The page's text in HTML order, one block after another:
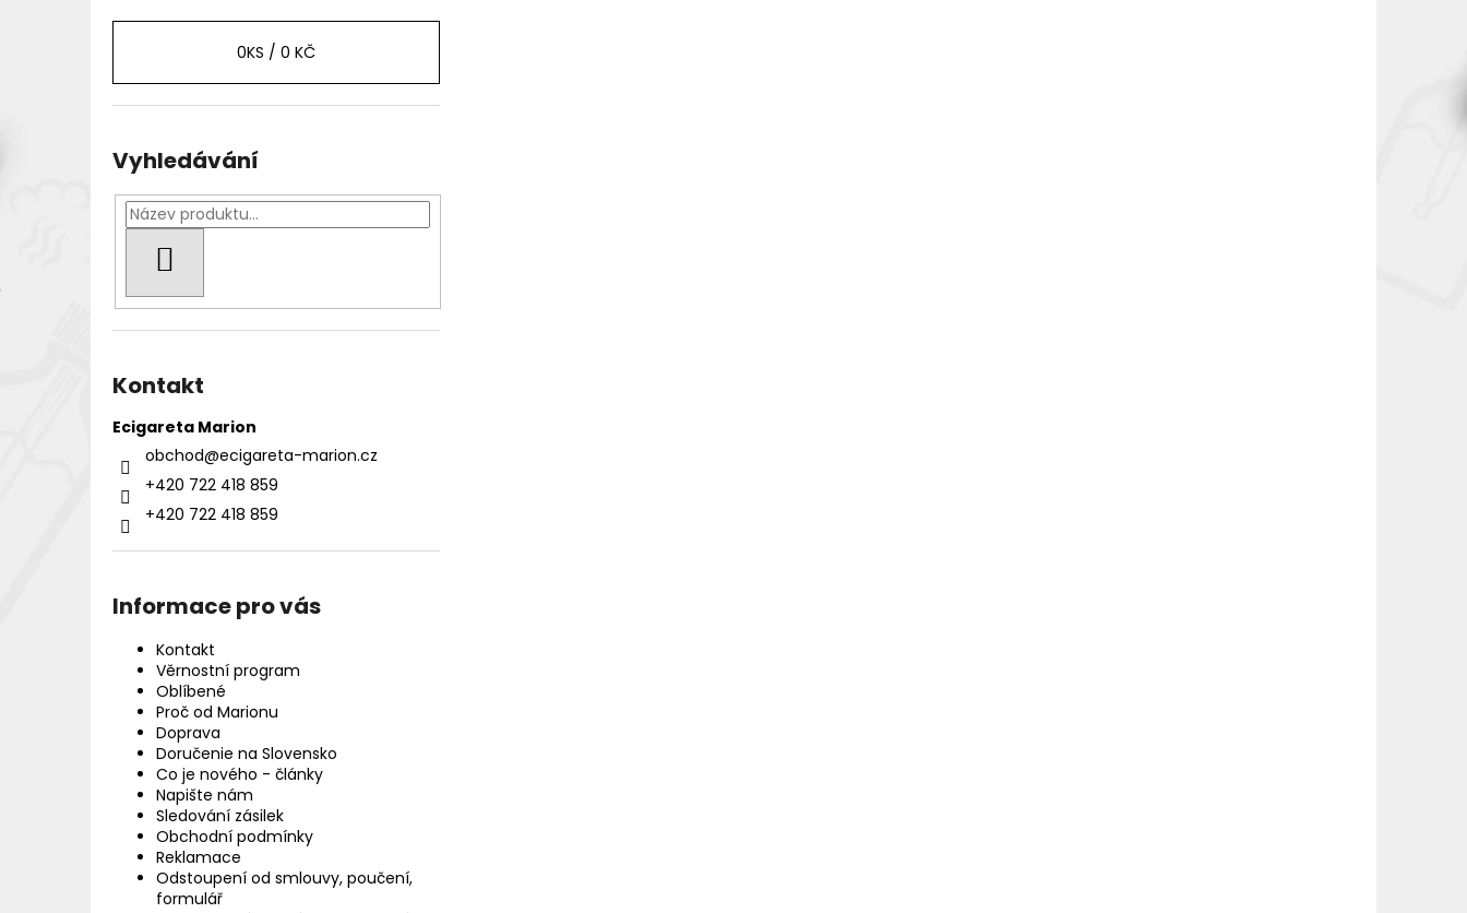
0KS / 0 KČ
Vyhledávání
Kontakt
Ecigareta Marion
obchod@ecigareta-marion.cz
+420 722 418 859
+420 722 418 859
Informace pro vás
Kontakt
Věrnostní program
Oblíbené
Proč od Marionu
Doprava
Doručenie na Slovensko
Co je nového - články
Napište nám
Sledování zásilek
Obchodní podmínky
Reklamace
Odstoupení od smlouvy, poučení,
formulář